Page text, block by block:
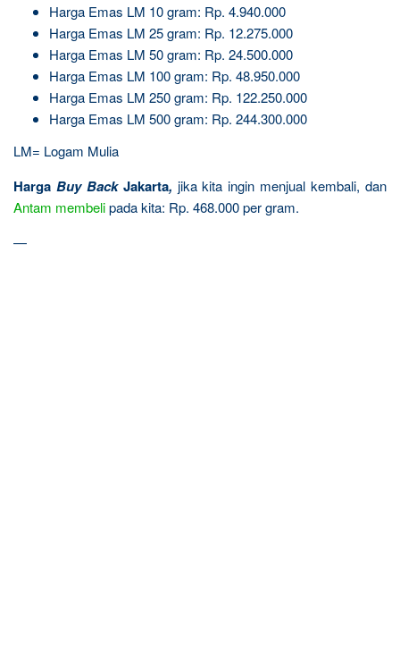
Harga Emas LM 10 gram: Rp. 4.940.000
Harga Emas LM 25 gram: Rp. 12.275.000
Harga Emas LM 50 gram: Rp. 24.500.000
Harga Emas LM 100 gram: Rp. 48.950.000
Harga Emas LM 250 gram: Rp. 122.250.000
Harga Emas LM 500 gram: Rp. 244.300.000
LM= Logam Mulia
Harga Buy Back Jakarta, jika kita ingin menjual kembali, dan
Antam membelipada kita: Rp. 468.000 per gram.
—